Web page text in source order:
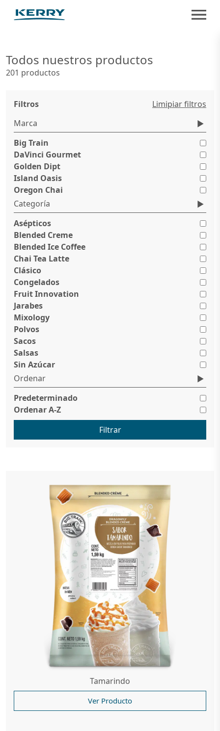
Todos nuestros productos
201 productos
Filtros
Limipiar filtros
Marca
Big Train
DaVinci Gourmet
Golden Dipt
Island Oasis
Oregon Chai
Categoría
Asépticos
Blended Creme
Blended Ice Coffee
Chai Tea Latte
Clásico
Congelados
Fruit Innovation
Jarabes
Mixology
Polvos
Sacos
Salsas
Sin Azúcar
Ordenar
Predeterminado
Ordenar A-Z
Filtrar
Tamarindo
Ver Producto